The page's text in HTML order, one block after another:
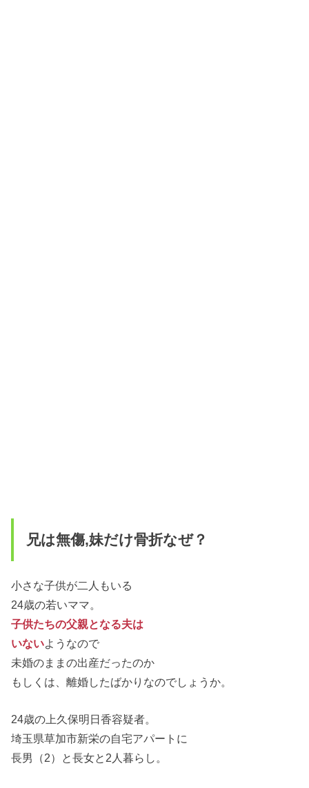
兄は無傷,妹だけ骨折なぜ？
小さな子供が二人もいる
24歳の若いママ。
子供たちの父親となる夫は
いないようなので
未婚のままの出産だったのか
もしくは、離婚したばかりなのでしょうか。
24歳の上久保明日香容疑者。
埼玉県草加市新栄の自宅アパートに
長男（2）と長女と2人暮らし。